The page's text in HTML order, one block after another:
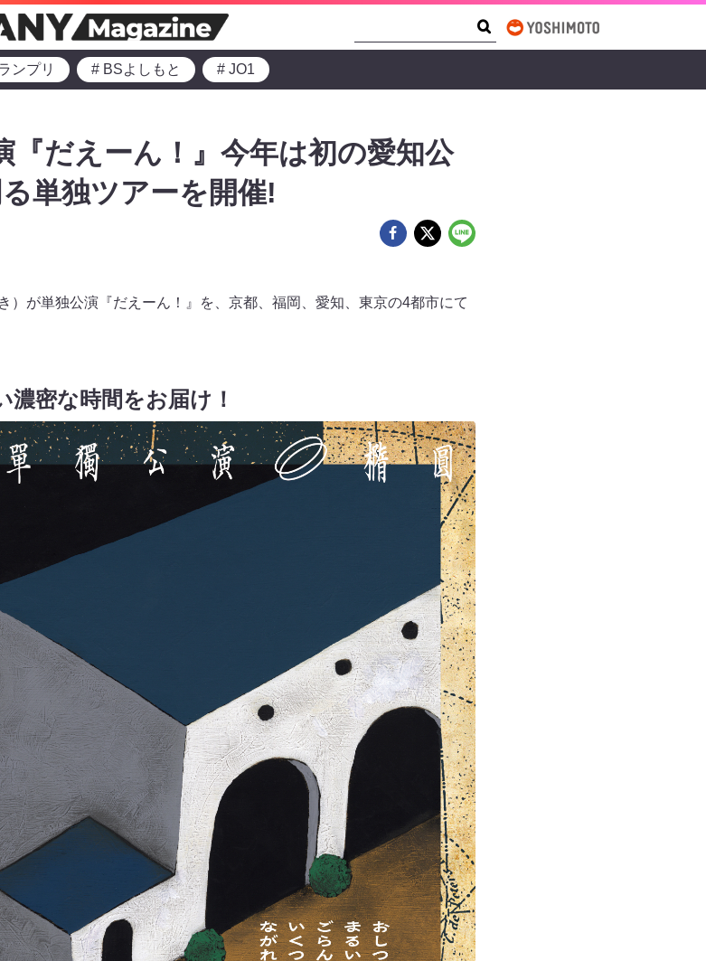
ンプリ # BSよしもと # JO1
『だえーん！』今年は初の愛知公
単独ツアーを開催!
）が単独公演『だえーん！』を、京都、福岡、愛知、東京の4都市にて
密な時間をお届け！